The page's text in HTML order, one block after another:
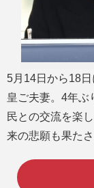
5月14日から18
皇ご夫妻。4年ぶ
民との交流を楽
来の悲願も果た